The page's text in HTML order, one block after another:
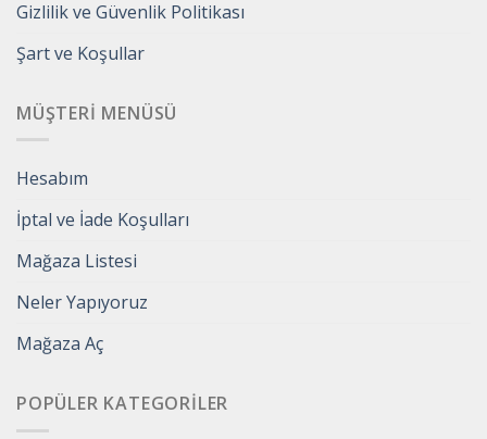
Gizlilik ve Güvenlik Politikası
Şart ve Koşullar
MÜŞTERI MENÜSÜ
Hesabım
İptal ve İade Koşulları
Mağaza Listesi
Neler Yapıyoruz
Mağaza Aç
POPÜLER KATEGORILER